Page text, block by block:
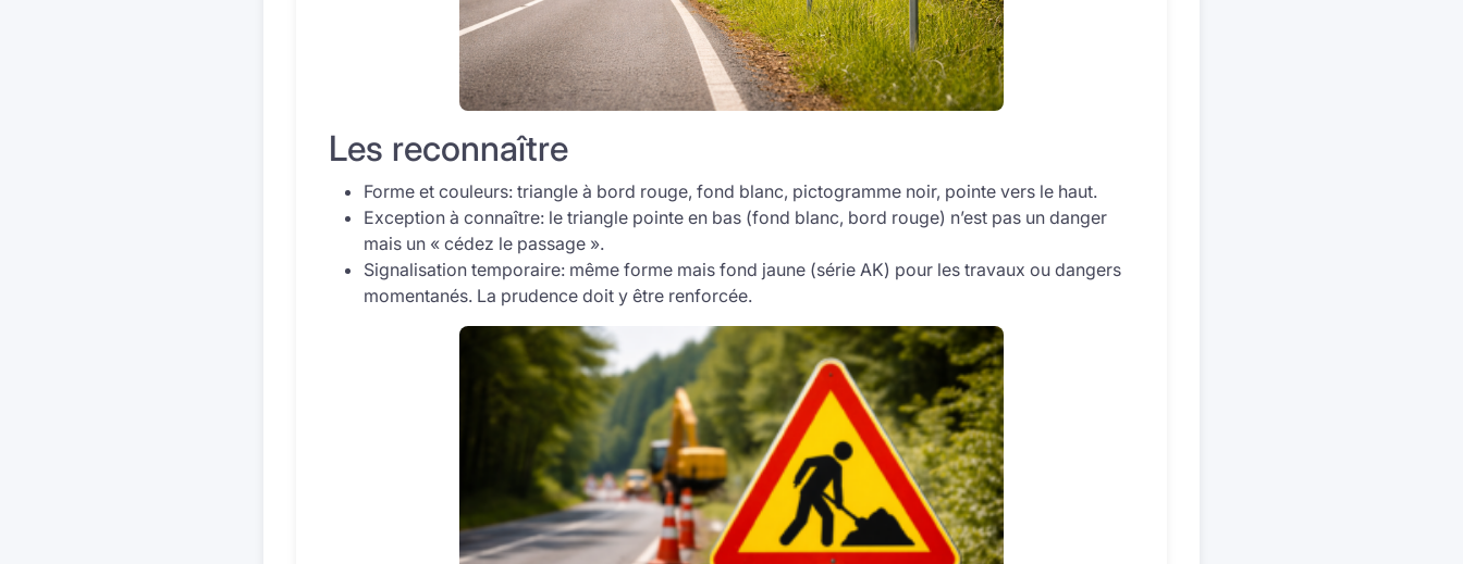
Les reconnaître
Forme et couleurs: triangle à bord rouge, fond blanc, pictogramme noir, pointe vers le haut.
Exception à connaître: le triangle pointe en bas (fond blanc, bord rouge) n’est pas un danger
mais un « cédez le passage ».
Signalisation temporaire: même forme mais fond jaune (série AK) pour les travaux ou dangers
momentanés. La prudence doit y être renforcée.